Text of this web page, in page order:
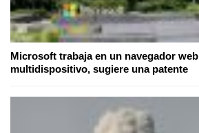
Microsoft trabaja en un navegador
multidispositivo, sugiere una patente